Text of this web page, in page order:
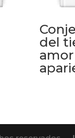
del